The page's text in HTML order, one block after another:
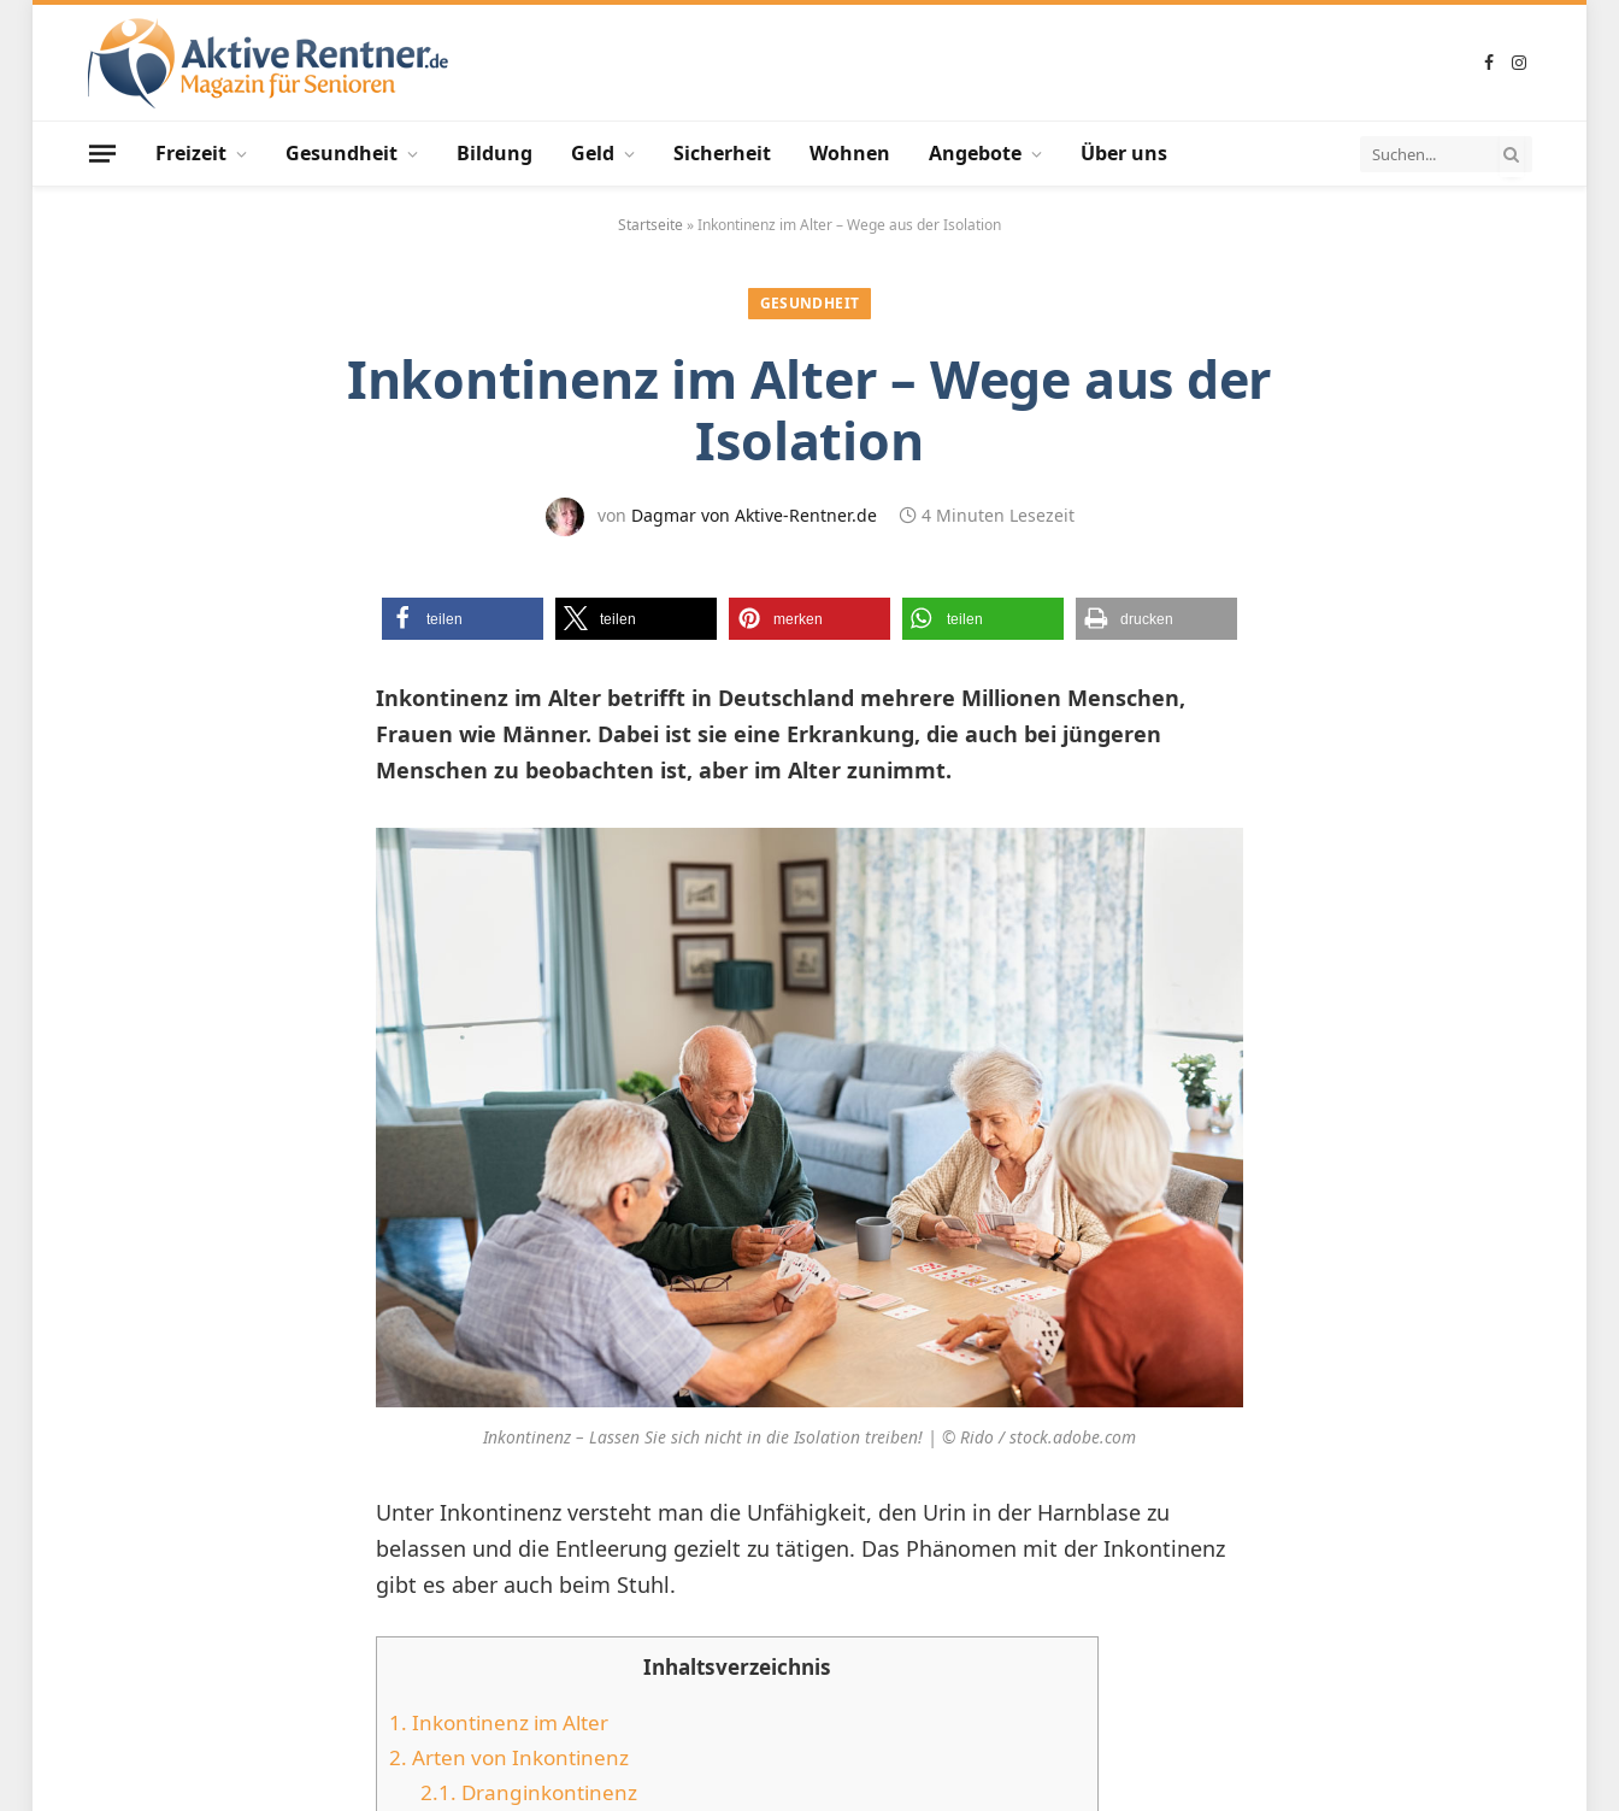
FacebookInstagram
Freizeit Gesundheit Bildung Geld Sicherheit Wohnen Angebote Über uns
Startseite »Inkontinenz im Alter – Wege aus der Isolation
GESUNDHEIT
Inkontinenz im Alter – Wege aus der
Isolation
von Dagmar von Aktive-Rentner.de 4 Minuten Lesezeit
teilen teilen merken teilen drucken
Inkontinenz im Alter betrifft in Deutschland mehrere Millionen Menschen,
Frauen wie Männer. Dabei ist sie eine Erkrankung, die auch bei jüngeren
Menschen zu beobachten ist, aber im Alter zunimmt.
Inkontinenz – Lassen Sie sich nicht in die Isolation treiben! | © Rido / stock.adobe.com
Unter Inkontinenz versteht man die Unfähigkeit, den Urin in der Harnblase zu
belassen und die Entleerung gezielt zu tätigen. Das Phänomen mit der Inkontinenz
gibt es aber auch beim Stuhl.
Inhaltsverzeichnis
1. Inkontinenz im Alter
2. Arten von Inkontinenz
2.1. Dranginkontinenz